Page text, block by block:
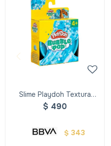
Slime Playdoh Textura
Bubble Pop Celeste
$ 490
$ 343